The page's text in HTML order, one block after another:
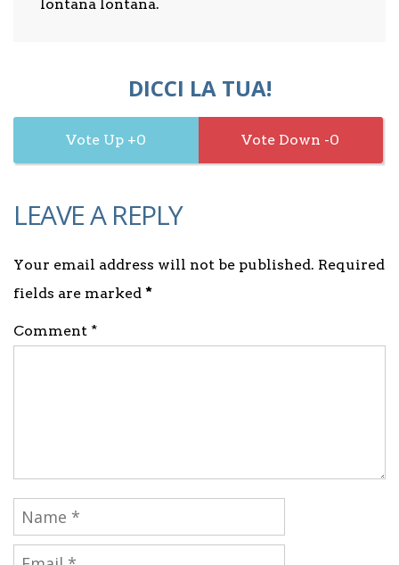
lontana lontana.
DICCI LA TUA!
0 0
LEAVE A REPLY
Your email address will not be published. Required
fields are marked *
Comment *